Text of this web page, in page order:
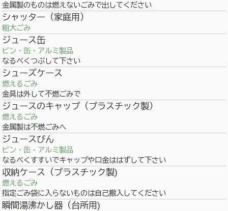
金属製のものは燃えないごみで出してください
シャッター（家庭用）
粗大ごみ
ジュース缶
ビン・缶・アルミ製品
なるべくつぶして下さい
シューズケース
燃えるごみ
金具は外して不燃ごみで
ジュースのキャップ（プラスチック製）
燃えるごみ
金属製は不燃ごみへ
ジュースびん
ビン・缶・アルミ製品
なるべくすすいでキャップや口金ははずして下さい
収納ケース（プラスチック製)
燃えるごみ
指定ごみ袋に入らないものは自己搬入してください
瞬間湯沸かし器（台所用)